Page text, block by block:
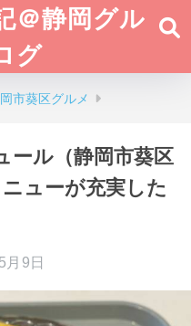
＠静岡グル
グ
市葵区グルメ
ール（静岡市葵区
ューが充実した
月9日